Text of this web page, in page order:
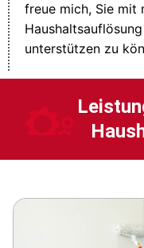
freue mich, Sie mit
unterstützen zu